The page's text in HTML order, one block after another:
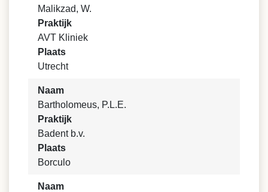
Malikzad, W.
Praktijk
AVT Kliniek
Plaats
Utrecht
Naam
Bartholomeus, P.L.E.
Praktijk
Badent b.v.
Plaats
Borculo
Naam